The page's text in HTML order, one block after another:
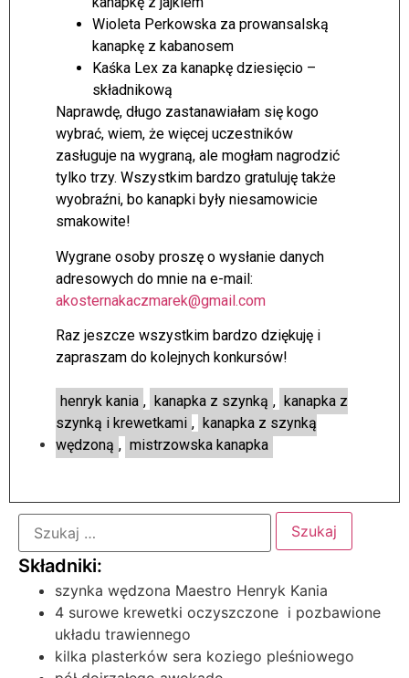
Wioleta Perkowska za prowansalską
kanapkę z kabanosem
Kaśka Lex za kanapkę dziesięcio –
składnikową
Naprawdę, długo zastanawiałam się kogo
wybrać, wiem, że więcej uczestników
zasługuje na wygraną, ale mogłam nagrodzić
tylko trzy. Wszystkim bardzo gratuluję także
wyobraźni, bo kanapki były niesamowicie
smakowite!
Wygrane osoby proszę o wysłanie danych
adresowych do mnie na e-mail:
akosternakaczmarek@gmail.com
Raz jeszcze wszystkim bardzo dziękuję i
zapraszam do kolejnych konkursów!
henryk kania , kanapka z szynką , kanapka z
szynką i krewetkami , kanapka z szynką
wędzoną , mistrzowska kanapka
szynka wędzona Maestro Henryk Kania
4 surowe krewetki oczyszczone i pozbawione
układu trawiennego
kilka plasterków sera koziego pleśniowego